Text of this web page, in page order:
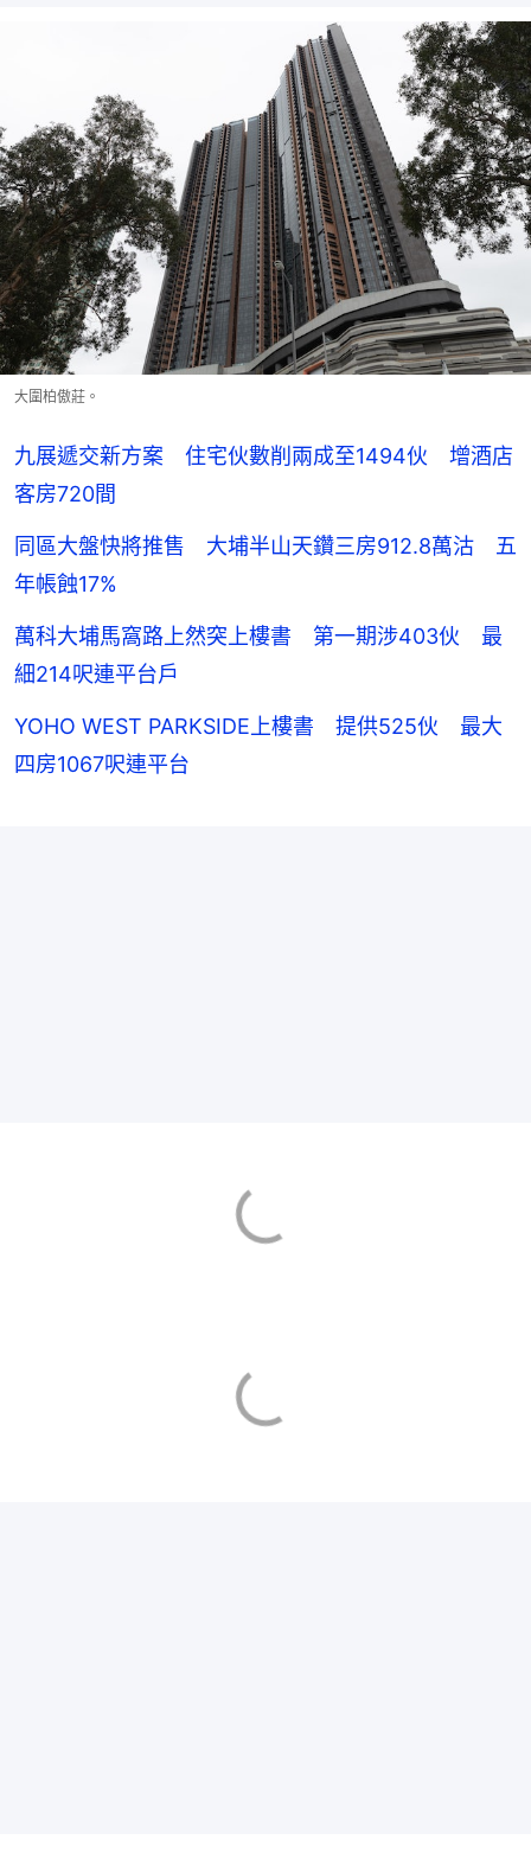
大圍柏傲莊。
九展遞交新方案 住宅伙數削兩成至1494伙 增酒店
客房720間
同區大盤快將推售 大埔半山天鑽三房912.8萬沽 五
年帳蝕17%
萬科大埔馬窩路上然突上樓書 第一期涉403伙 最
細214呎連平台戶
YOHO WEST PARKSIDE上樓書 提供525伙 最大
四房1067呎連平台